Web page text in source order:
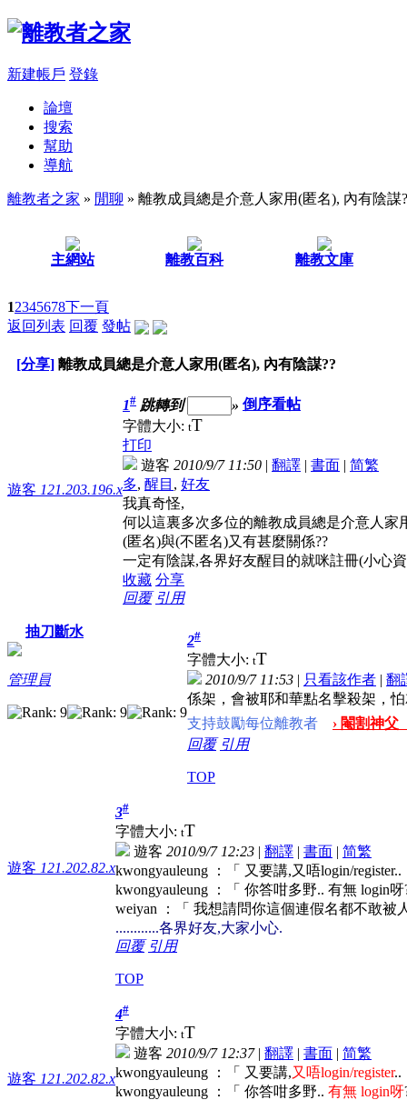
新建帳戶 登錄
論壇
搜索
幫助
導航
離教者之家 » 閒聊 » 離教成員總是介意人家用(匿名), 內有陰謀
主網站 離教百科 離教文庫
12345678下一頁
返回列表 回覆 發帖
[分享] 離教成員總是介意人家用(匿名), 內有陰謀??
遊客 121.203.196.x
1# 跳轉到 » 倒序看帖
字體大小: tT
打印
遊客 2010/9/7 11:50 | 翻譯 | 書面 | 简繁
多, 醒目 , 好友
我真奇怪,
何以這裏多次多位的離教成員總是介意人家
(匿名)與(不匿名)又有甚麼關係??
一定有陰謀,各界好友醒目的就咪註冊(小心
收藏 分享
回覆 引用
抽刀斷水
管理員
2#
字體大小: tT
2010/9/7 11:53 | 只看該作者 | 翻
係架，會被耶和華點名擊殺架，
支持鼓勵每位離教者
› 閹割神
回覆 引用
TOP
遊客 121.202.82.x
3#
字體大小: tT
遊客 2010/9/7 12:23 | 翻譯 | 書面 | 简繁
kwongyauleung ：「 又要講,又唔login/
kwongyauleung ：「 你答咁多野.. 有無 login
weiyan ：「 我想請問你這個連假名都不敢被
............各界好友,大家小心.
回覆 引用
TOP
遊客 121.202.82.x
4#
字體大小: tT
遊客 2010/9/7 12:37| 翻譯 | 書面 | 简繁
kwongyauleung ：「 又要講,又唔login/register..
kwongyauleung ：「 你答咁多野.. 有無 login呀